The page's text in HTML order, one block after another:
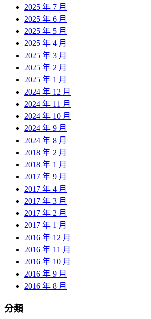
2025 年 7 月
2025 年 6 月
2025 年 5 月
2025 年 4 月
2025 年 3 月
2025 年 2 月
2025 年 1 月
2024 年 12 月
2024 年 11 月
2024 年 10 月
2024 年 9 月
2024 年 8 月
2018 年 2 月
2018 年 1 月
2017 年 9 月
2017 年 4 月
2017 年 3 月
2017 年 2 月
2017 年 1 月
2016 年 12 月
2016 年 11 月
2016 年 10 月
2016 年 9 月
2016 年 8 月
分類